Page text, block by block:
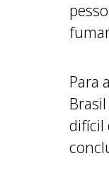
Para
difícil